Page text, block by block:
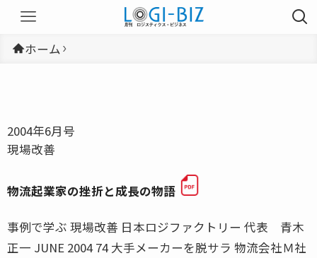
ホーム
2004年6月号
現場改善
物流起業家の挫折と成長の物語
事例で学ぶ 現場改善 日本ロジファクトリー 代表 青木
正一 JUNE 2004 74 大手メーカーを脱サラ 物流会社Ｍ社